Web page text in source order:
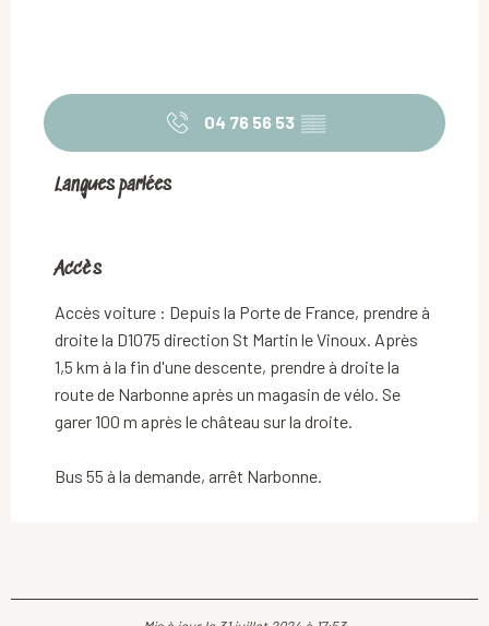
04 76 56 53 ▒▒
Langues parlées
Langues parlées
Accès
Accès
Accès voiture : Depuis la Porte de France, prendre à
droite la D1075 direction St Martin le Vinoux. Après
1,5 km à la fin d'une descente, prendre à droite la
route de Narbonne après un magasin de vélo. Se
garer 100 m après le château sur la droite.
Bus 55 à la demande, arrêt Narbonne.